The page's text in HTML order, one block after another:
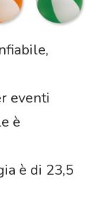
eventi
è
è di 23,5